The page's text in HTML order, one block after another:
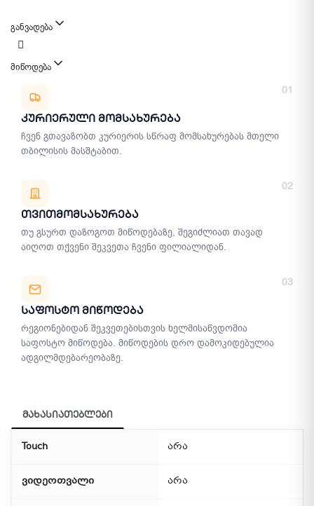
განვადება
მიწოდება
01
Კურიერული Მომსახურება
ჩვენ გთავაზობთ კურიერის სწრაფ მომსახურებას მთელი
თბილისის მასშტაბით.
02
Თვითმომსახურება
თუ გსურთ დაზოგოთ მიწოდებაზე, შეგიძლიათ თავად
აიღოთ თქვენი შეკვეთა ჩვენი ფილიალიდან.
03
Საფოსტო Მიწოდება
რეგიონებიდან შეკვეთებისთვის ხელმისაწვდომია
საფოსტო მიწოდება. მიწოდების დრო დამოკიდებულია
ადგილმდებარეობაზე.
მახასიათებლები
Touch არა
ვიდეოთვალი არა